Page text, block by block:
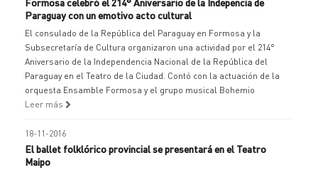
Paraguay con un emotivo acto cultural
El consulado de la República del Paraguay en Formosa y la
Subsecretaría de Cultura organizaron una actividad por el 214°
Aniversario de la Independencia Nacional de la República del
Paraguay en el Teatro de la Ciudad. Contó con la actuación de la
orquesta Ensamble Formosa y el grupo musical Bohemio
Leer más
18-11-2016
El ballet folklórico provincial se presentará en el Teatro
Maipo